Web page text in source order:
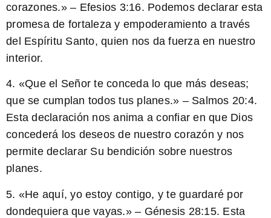
corazones.» – Efesios 3:16. Podemos declarar esta
promesa de fortaleza y empoderamiento a través
del Espíritu Santo, quien nos da fuerza en nuestro
interior.
4. «Que el Señor te conceda lo que más deseas;
que se cumplan todos tus planes.» – Salmos 20:4.
Esta declaración nos anima a confiar en que Dios
concederá los deseos de nuestro corazón y nos
permite declarar Su bendición sobre nuestros
planes.
5. «He aquí, yo estoy contigo, y te guardaré por
dondequiera que vayas.» – Génesis 28:15. Esta